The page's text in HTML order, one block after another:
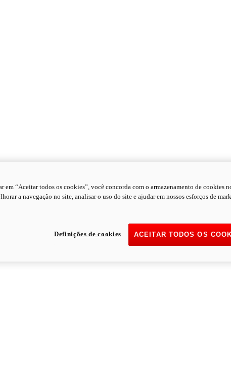
em “Aceitar todos os cookies”, você concorda com o armazenamento de cookies
a navegação no site, analisar o uso do site e ajudar em nossos esforços de
ACEITAR TODOS OS
Definições de cookies